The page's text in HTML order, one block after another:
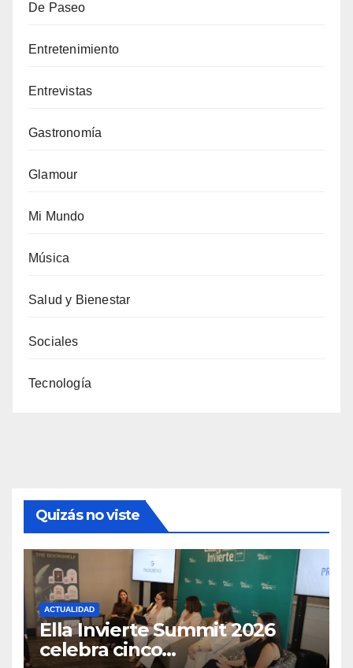
De Paseo
Entretenimiento
Entrevistas
Gastronomía
Glamour
Mi Mundo
Música
Salud y Bienestar
Sociales
Tecnología
Quizás no viste
ACTUALIDAD
Ella Invierte Summit 2026
celebra cinco